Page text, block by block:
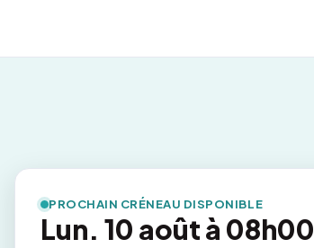
PROCHAIN CRÉNEAU DISPONIBLE
Lun. 10 août à 08h00